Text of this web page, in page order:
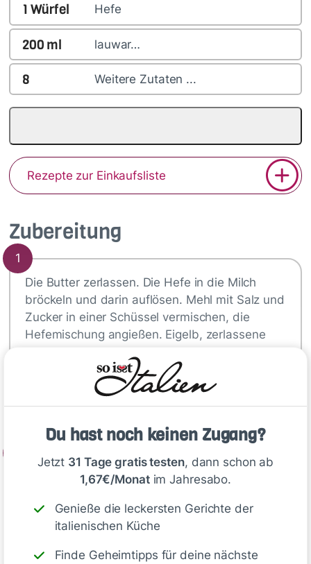
Du hast noch keinen Zugang?
Jetzt 31 Tage gratis testen, dann schon ab
1,67€/Monatim Jahresabo.
Genieße die leckersten Gerichte der
italienischen Küche
Finde Geheimtipps für deine nächste
Zubereitung
1
Die Butter zerlassen. Die Hefe in die Milch
bröckeln und darin auflösen. Mehl mit Salz und
Zucker in einer Schüssel vermischen, die
Hefemischung angießen. Eigelb, zerlassene
zu einem glatten Teig verkneten. Den Teig mit
einem Küchenhandtuch abgedeckt 45 Minuten
ruhen lassen.
Reichlich Butterschmalz in einer tiefen…
Tipp
1 Würfel Hefe
200 ml lauwar…
8 Weitere Zutaten ...
Rezepte zur Einkaufsliste